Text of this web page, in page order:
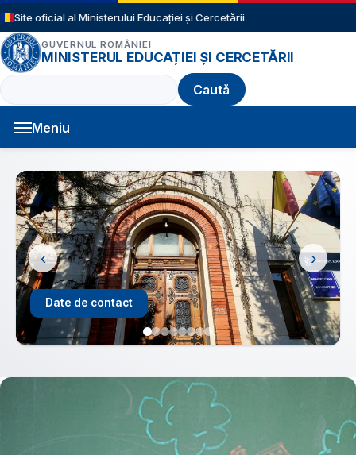
Sari la conținutul principal
Site oficial al Ministerului Educației și Cercetării
GUVERNUL ROMÂNIEI
MINISTERUL EDUCAȚIEI ȘI CERCETĂRII
Caută
Meniu
Structură an școlar 2026 - 2027
‹ ›